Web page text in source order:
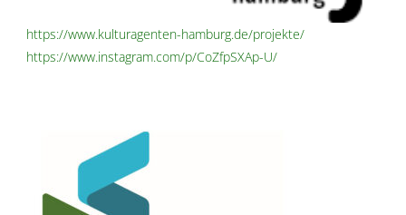
https://www.kulturagenten-hamburg.de/projekte/
https://www.instagram.com/p/CoZfpSXAp-U/